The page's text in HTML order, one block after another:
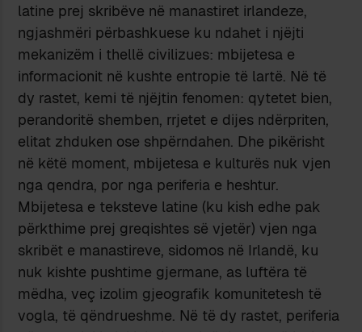
latine prej skribëve në manastiret irlandeze,
ngjashmëri përbashkuese ku ndahet i njëjti
mekanizëm i thellë civilizues: mbijetesa e
informacionit në kushte entropie të lartë. Në të
dy rastet, kemi të njëjtin fenomen: qytetet bien,
perandoritë shemben, rrjetet e dijes ndërpriten,
elitat zhduken ose shpërndahen. Dhe pikërisht
në këtë moment, mbijetesa e kulturës nuk vjen
nga qendra, por nga periferia e heshtur.
Mbijetesa e teksteve latine (ku kish edhe pak
përkthime prej greqishtes së vjetër) vjen nga
skribët e manastireve, sidomos në Irlandë, ku
nuk kishte pushtime gjermane, as luftëra të
mëdha, veç izolim gjeografik komunitetesh të
vogla, të qëndrueshme. Në të dy rastet, periferia